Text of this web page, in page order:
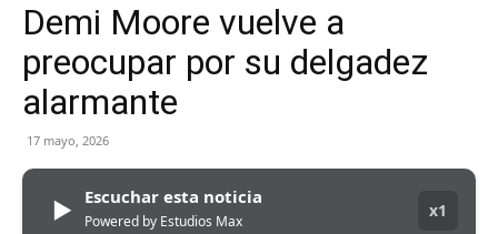
Demi Moore vuelve a
preocupar por su delgadez
alarmante
17 mayo, 2026
▶ Escuchar esta noticia
Powered by Estudios Max
x1